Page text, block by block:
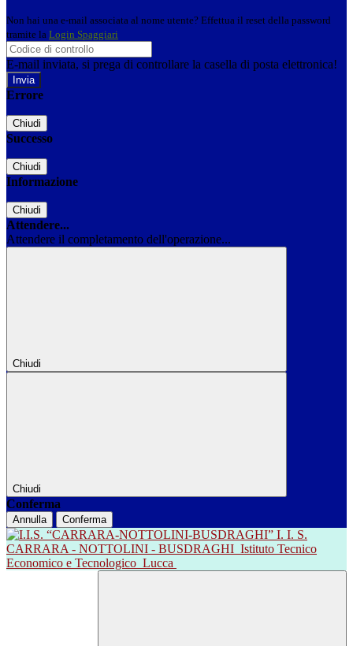
Non hai una e-mail associata al nome utente? Effettua il reset della password
tramite la Login Spaggiari
E-mail inviata, si prega di controllare la casella di posta elettronica!
Errore
Chiudi
Successo
Chiudi
Informazione
Chiudi
Attendere...
Attendere il completamento dell'operazione...
Chiudi
Chiudi
Conferma
Annulla Conferma
I. I. S.
CARRARA - NOTTOLINI - BUSDRAGHI Istituto Tecnico
Economico e Tecnologico Lucca